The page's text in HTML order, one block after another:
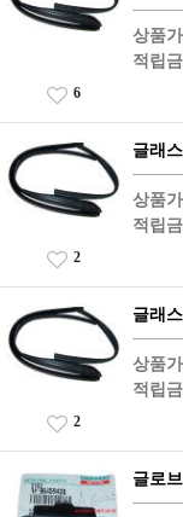
상품
적립
6
글래
상품
적립
2
글래
상품
적립
2
글로